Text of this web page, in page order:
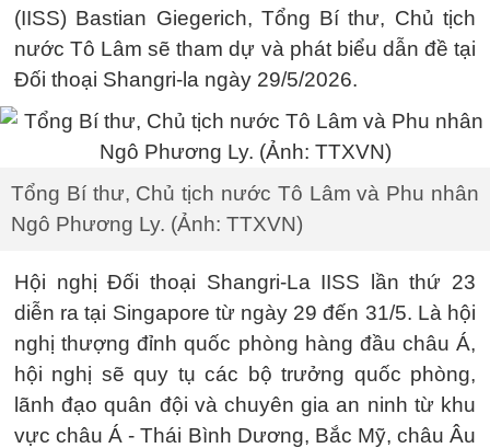
(IISS) Bastian Giegerich, Tổng Bí thư, Chủ tịch
nước Tô Lâm sẽ tham dự và phát biểu dẫn đề tại
Đối thoại Shangri-la ngày 29/5/2026.
Tổng Bí thư, Chủ tịch nước Tô Lâm và Phu nhân
Ngô Phương Ly. (Ảnh: TTXVN)
Hội nghị Đối thoại Shangri-La IISS lần thứ 23
diễn ra tại Singapore từ ngày 29 đến 31/5. Là hội
nghị thượng đỉnh quốc phòng hàng đầu châu Á,
hội nghị sẽ quy tụ các bộ trưởng quốc phòng,
lãnh đạo quân đội và chuyên gia an ninh từ khu
vực châu Á - Thái Bình Dương, Bắc Mỹ, châu Âu